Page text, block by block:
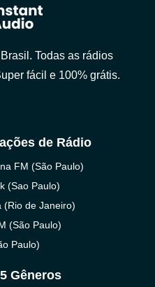
Todas as rádios
fácil e 100% grátis.
de Rádio
FM (São Paulo)
(Sao Paulo)
(Rio de Janeiro)
(São Paulo)
Paulo)
Gêneros